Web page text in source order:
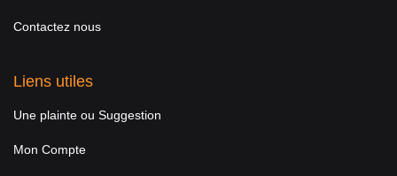
Contactez nous
Liens utiles
Une plainte ou Suggestion
Mon Compte